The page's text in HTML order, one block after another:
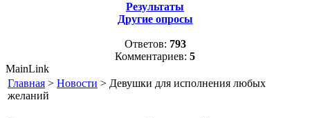
Результаты
Другие опросы
Ответов: 793
Комментариев: 5
MainLink
Главная > Новости > Девушки для исполнения любых
желаний